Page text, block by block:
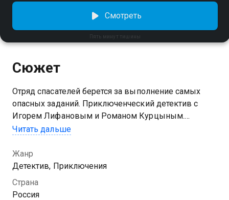
Пять минут тишины
Смотреть
Сюжет
Отряд спасателей берется за выполнение самых
опасных заданий. Приключенческий детектив с
Игорем Лифановым и Романом Курцыным.
Целеустремленный молодой москвич Александр
командира Сергея Гиреева. Со временем новичку
удается войти в доверие к своим коллегам и
строгому руководителю. Вопреки личным
проблемам и разногласиям в коллективе, команда
Читать дальше
Жанр
Детектив, Приключения
Страна
Россия